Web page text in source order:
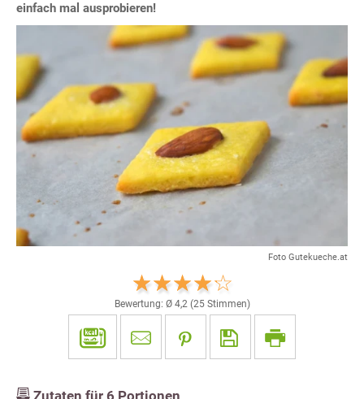
einfach mal ausprobieren!
Foto Gutekueche.at
Bewertung: Ø 4,2(25Stimmen)